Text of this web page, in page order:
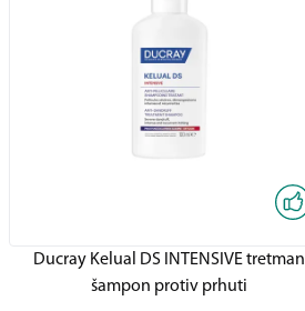
Ducray Kelual DS INTENSIVE tretman
šampon protiv prhuti